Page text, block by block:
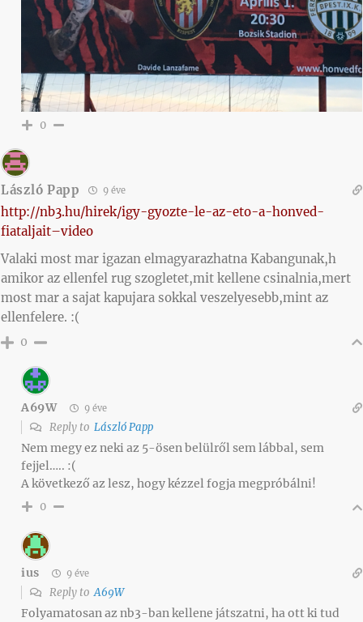
0
László Papp 9 éve
http://nb3.hu/hirek/igy-gyozte-le-az-eto-a-honved-
fiataljait–video
Valaki most mar igazan elmagyarazhatna Kabangunak,h
amikor az ellenfel rug szogletet,mit kellene csinalnia,mert
most mar a sajat kapujara sokkal veszelyesebb,mint az
ellenfelere. :(
0
A69W 9 éve
Reply to László Papp
Nem megy ez neki az 5-ösen belülről sem lábbal, sem
fejjel….. :(
A következő az lesz, hogy kézzel fogja megpróbálni!
0
ius 9 éve
Reply toA69W
Folyamatosan az nb3-ban kellene játszatni, ha ott ki tud